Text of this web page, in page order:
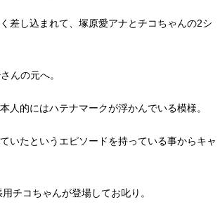
差し込まれて、塚原愛アナとチコちゃんの2シ
んの元へ。
的にはハテナマークが浮かんでいる模様。
いたというエピソードを持っている事からキャ
チコちゃんが登場してお叱り。